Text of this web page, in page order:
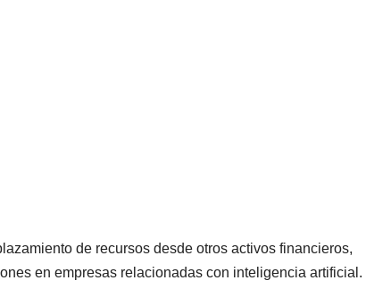
de recursos desde otros activos financieros,
en empresas relacionadas con inteligencia artificial.